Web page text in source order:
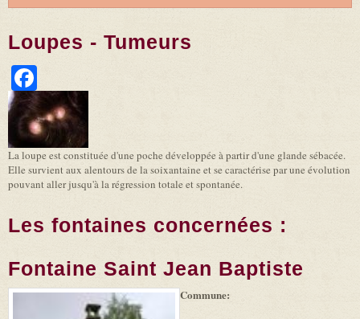
Loupes - Tumeurs
La loupe est constituée d'une poche développée à partir d'une glande sébacée.
Elle survient aux alentours de la soixantaine et se caractérise par une évolution
pouvant aller jusqu'à la régression totale et spontanée.
Les fontaines concernées :
Fontaine Saint Jean Baptiste
(link is
|
Commune: